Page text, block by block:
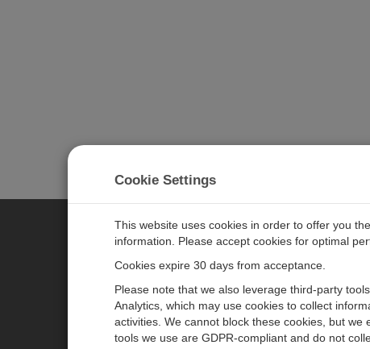
CAMPBELL SCIENTIFIC JAPAN
ニュースルーム
パートナー
Cookie Settings
This website uses cookies in order to offer you
information. Please accept cookies for optimal
Cookies expire 30 days from acceptance.
Please note that we also leverage third-party
Analytics, which may use cookies to collect
activities. We cannot block these cookies, but we
tools we use are GDPR-compliant and do not